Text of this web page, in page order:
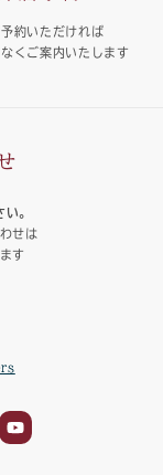
。
せは
す
約いただければ
くご案内いたします